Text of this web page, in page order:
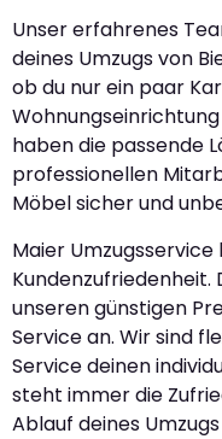
Unser erfahrenes
deines Umzugs von
ob du nur ein paar
haben die passende
professionellen
Möbel sicher und
Maier
unseren günstigen
Service an. Wir sind
Service deinen
steht immer die
Ablauf deines Umzugs